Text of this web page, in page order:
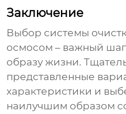
Заключение
Выбор системы
осмосом – важный
образу жизни.
представленные
характеристики и
наилучшим образом